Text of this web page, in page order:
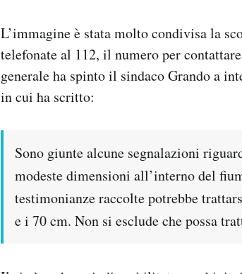
L’immagine è stata molto condivisa la
telefonate al 112, il numero per
generale ha spinto il sindaco Grando a
in cui ha scritto:
Sono giunte alcune segnalazioni
modeste dimensioni all’interno del
testimonianze raccolte potrebbe
e i 70 cm. Non si esclude che possa